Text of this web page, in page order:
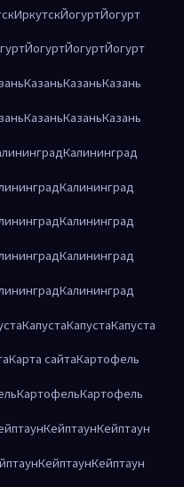
ИркутскЙогуртЙогурт
ЙогуртЙогуртЙогурт
КазаньКазаньКазань
КазаньКазаньКазань
Калининград
Калининград
Калининград
Калининград
Калининград
КапустаКапустаКапуста
Карта сайтаКартофель
КартофельКартофель
КейптаунКейптаун
КейптаунКейптаун